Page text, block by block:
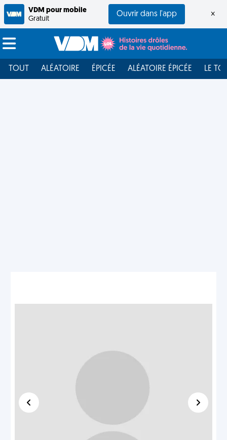
VDM pour mobile
Gratuit
Ouvrir dans l'app ×
TOUT ALÉATOIRE ÉPICÉE ALÉATOIRE ÉPICÉE LE